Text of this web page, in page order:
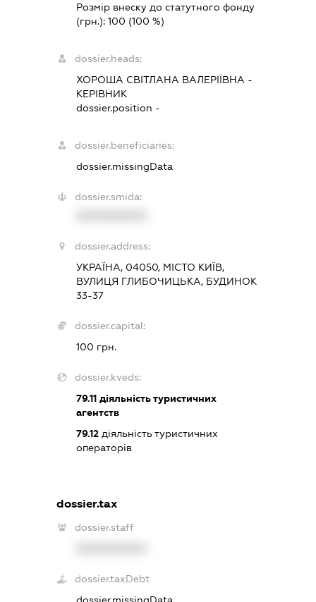
Розмір внеску до статутного фонду
(грн.): 100 (100 %)
dossier.heads:
ХОРОША СВІТЛАНА ВАЛЕРІЇВНА -
КЕРІВНИК
dossier.position -
dossier.beneficiaries:
dossier.missingData
dossier.smida:
dossier.address:
УКРАЇНА, 04050, МІСТО КИЇВ,
ВУЛИЦЯ ГЛИБОЧИЦЬКА, БУДИНОК
33-37
dossier.capital:
100 грн.
dossier.kveds:
79.11діяльність туристичних
агентств
79.12діяльність туристичних
операторів
dossier.tax
dossier.staff
dossier.taxDebt